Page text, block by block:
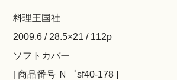
料理王国社
2009.6 / 28.5×21 / 112p
ソフトカバー
[ 商品番号 Ｎ゜sf40-178 ]